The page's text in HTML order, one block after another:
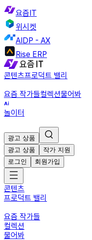
요즘IT
위시켓
AIDP - AX
Rise ERP
콘텐츠프로덕트 밸리
요즘 작가들컬렉션물어봐
놀이터
광고 상품
광고 상품
작가 지원
로그인
회원가입
콘텐츠
프로덕트 밸리
요즘 작가들
컬렉션
물어봐